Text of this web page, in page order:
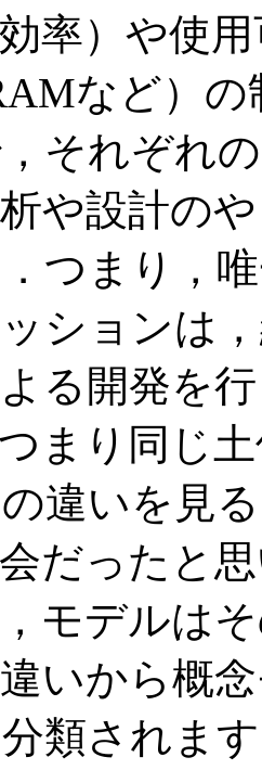
率）や使
など）
それぞれ
や設計の
つまり，
ションは
る開発を
まり同じ
違いを見
だったと
モデルは
いから概
類されま